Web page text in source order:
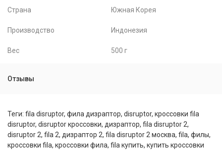
Страна Южная Корея
Производство Индонезия
Вес 500 г
Отзывы
Теги: fila disruptor, фила дизраптор, disruptor, кроссовки fila
disruptor, disruptor кроссовки, дизраптор, fila disruptor 2,
disruptor 2, fila 2, дизраптор 2, fila disruptor 2 москва, fila, филы,
кроссовки fila, кроссовки фила, fila купить, купить кроссовки